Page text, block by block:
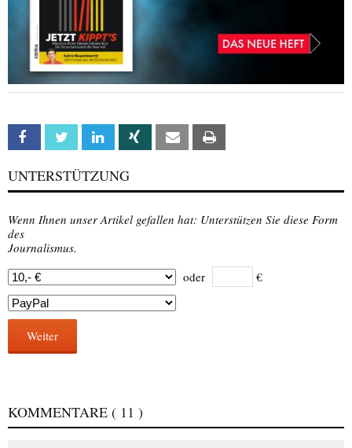
Facebook Twitter Linkedin Xing Email
UNTERSTÜTZUNG
Wenn Ihnen unser Artikel gefallen hat: Unterstützen Sie diese Form
des
Journalismus.
oder
€
Weiter
KOMMENTARE ( 11 )